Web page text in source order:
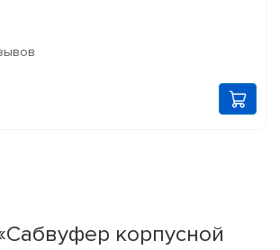
корпусной